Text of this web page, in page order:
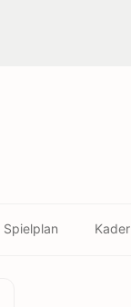
Spielplan Kader